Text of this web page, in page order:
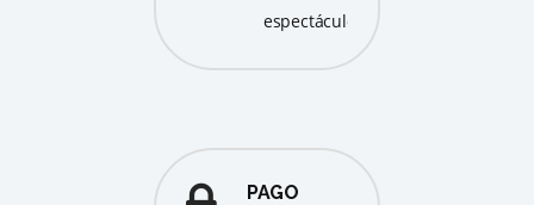
espectáculos
PAGO